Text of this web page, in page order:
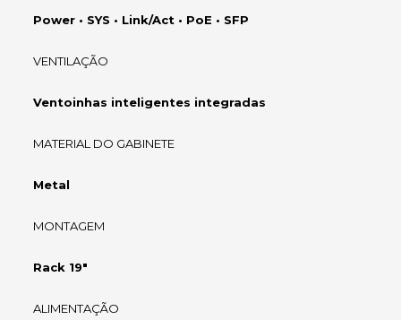
Power • SYS • Link/Act • PoE • SFP
VENTILAÇÃO
Ventoinhas inteligentes integradas
MATERIAL DO GABINETE
Metal
MONTAGEM
Rack 19"
ALIMENTAÇÃO